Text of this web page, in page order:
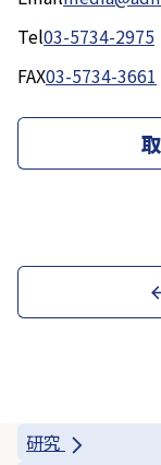
Tel03-5734-2975
FAX03-5734-3661
研究